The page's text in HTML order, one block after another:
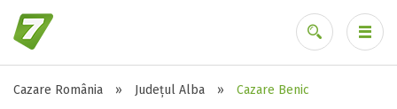
Cazare România » Județul Alba » Cazare Benic
Stele / margarete